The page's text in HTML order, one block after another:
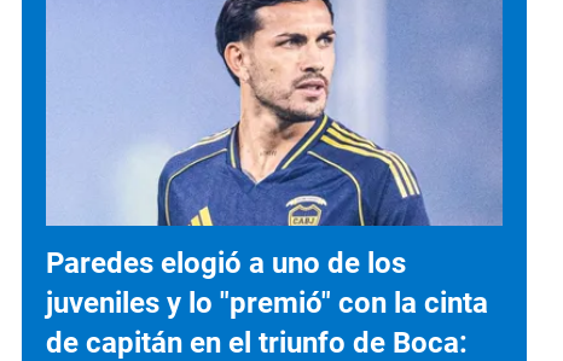
Paredes elogió a uno de los
juveniles y lo "premió" con la cinta
de capitán en el triunfo de Boca: